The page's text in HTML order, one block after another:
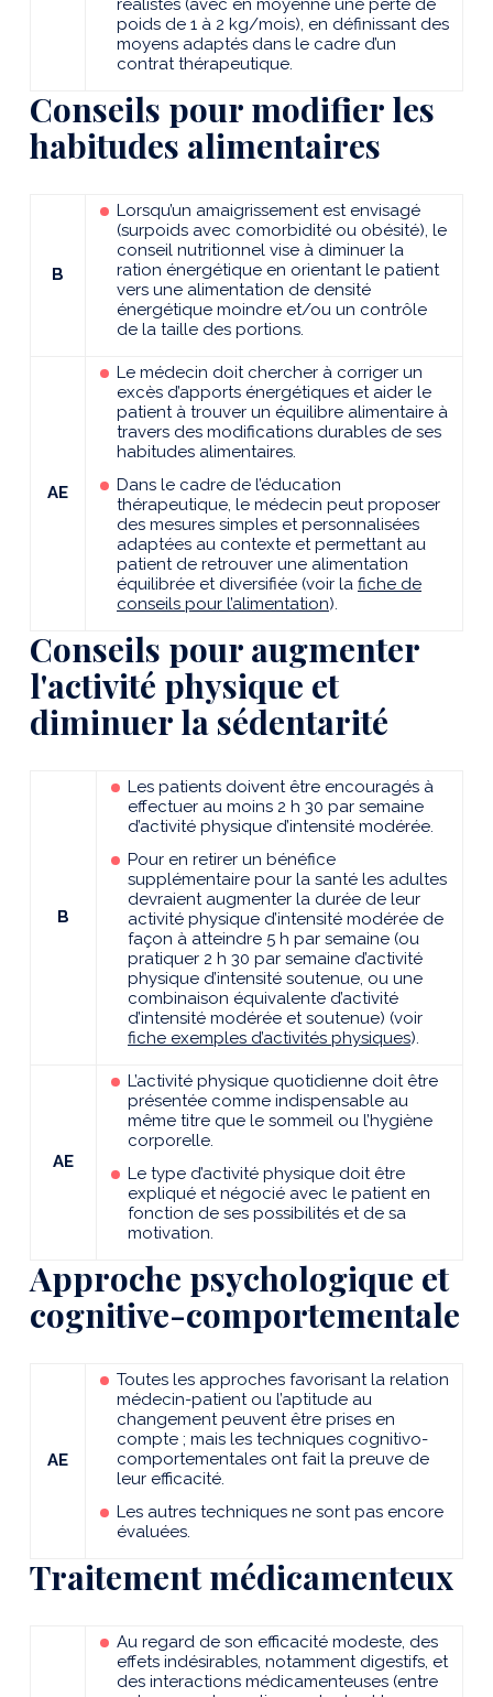
réalistes (avec en moyenne une perte de
poids de 1 à 2 kg/mois), en définissant des
moyens adaptés dans le cadre d’un
contrat thérapeutique.
Conseils pour modifier les
habitudes alimentaires
B
Lorsqu’un amaigrissement est envisagé
(surpoids avec comorbidité ou obésité), le
conseil nutritionnel vise à diminuer la
ration énergétique en orientant le patient
vers une alimentation de densité
énergétique moindre et/ou un contrôle
de la taille des portions.
AE
Le médecin doit chercher à corriger un
excès d’apports énergétiques et aider le
patient à trouver un équilibre alimentaire à
travers des modifications durables de ses
habitudes alimentaires.
Dans le cadre de l’éducation
thérapeutique, le médecin peut proposer
des mesures simples et personnalisées
adaptées au contexte et permettant au
patient de retrouver une alimentation
équilibrée et diversifiée (voir la fiche de
conseils pour l’alimentation).
Conseils pour augmenter
l'activité physique et
diminuer la sédentarité
B
Les patients doivent être encouragés à
effectuer au moins 2 h 30 par semaine
d’activité physique d’intensité modérée.
Pour en retirer un bénéfice
supplémentaire pour la santé les adultes
devraient augmenter la durée de leur
activité physique d’intensité modérée de
façon à atteindre 5 h par semaine (ou
pratiquer 2 h 30 par semaine d’activité
physique d’intensité soutenue, ou une
combinaison équivalente d’activité
d’intensité modérée et soutenue) (voir
fiche exemples d’activités physiques).
AE
L’activité physique quotidienne doit être
présentée comme indispensable au
même titre que le sommeil ou l’hygiène
corporelle.
Le type d’activité physique doit être
expliqué et négocié avec le patient en
fonction de ses possibilités et de sa
motivation.
Approche psychologique et
cognitive-comportementale
AE
Toutes les approches favorisant la relation
médecin-patient ou l’aptitude au
changement peuvent être prises en
compte ; mais les techniques cognitivo-
comportementales ont fait la preuve de
leur efficacité.
Les autres techniques ne sont pas encore
évaluées.
Traitement médicamenteux
Au regard de son efficacité modeste, des
effets indésirables, notamment digestifs, et
des interactions médicamenteuses (entre